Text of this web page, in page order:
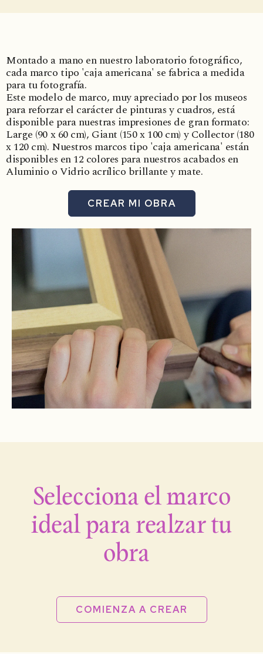
Montado a mano en nuestro laboratorio fotográfico,
cada marco tipo 'caja americana' se fabrica a medida
para tu fotografía.
Este modelo de marco, muy apreciado por los museos
para reforzar el carácter de pinturas y cuadros, está
disponible para nuestras impresiones de gran formato:
Large (90 x 60 cm), Giant (150 x 100 cm) y Collector (180
x 120 cm). Nuestros marcos tipo 'caja americana' están
disponibles en 12 colores para nuestros acabados en
Aluminio o Vidrio acrílico brillante y mate.
CREAR MI OBRA
Selecciona el marco
ideal para realzar tu
obra
COMIENZA A CREAR